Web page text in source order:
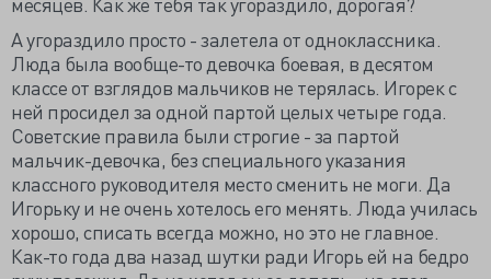
А угораздило просто - залетела от одноклассника.
Люда была вообще-то девочка боевая, в десятом
классе от взглядов мальчиков не терялась. Игорек с
ней просидел за одной партой целых четыре года.
Советские правила были строгие - за партой
мальчик-девочка, без специального указания
классного руководителя место сменить не моги. Да
Игорьку и не очень хотелось его менять. Люда училась
хорошо, списать всегда можно, но это не главное.
Как-то года два назад шутки ради Игорь ей на бедро